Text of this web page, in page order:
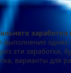
заработка
одних
эти заработки,
варианты для